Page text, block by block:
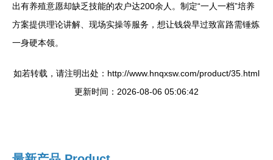
出有养殖意愿却缺乏技能的农户达200余人。制定“一人一档”培养
方案提供理论讲解、现场实操等服务，想让钱袋早过致富路需锤炼
一身硬本领。
如若转载，请注明出处：http://www.hnqxsw.com/product/35.html
更新时间：2026-08-06 05:06:42